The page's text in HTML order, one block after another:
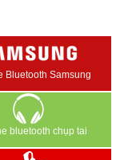
Bluetooth Samsung
bluetooth chụp tai